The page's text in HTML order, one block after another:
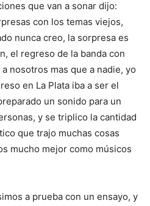
que van a sonar dijo:
con los temas viejos,
nunca creo, la sorpresa es
el regreso de la banda con
nosotros mas que a nadie, yo
en La Plata iba a ser el
un sonido para un
y se triplico la cantidad
que trajo muchas cosas
mucho mejor como músicos
a prueba con un ensayo, y